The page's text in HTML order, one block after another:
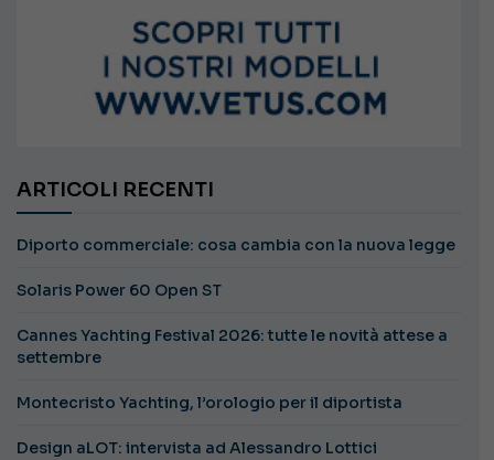
ARTICOLI RECENTI
Diporto commerciale: cosa cambia con la nuova legge
Solaris Power 60 Open ST
Cannes Yachting Festival 2026: tutte le novità attese a
settembre
Montecristo Yachting, l’orologio per il diportista
Design aLOT: intervista ad Alessandro Lottici